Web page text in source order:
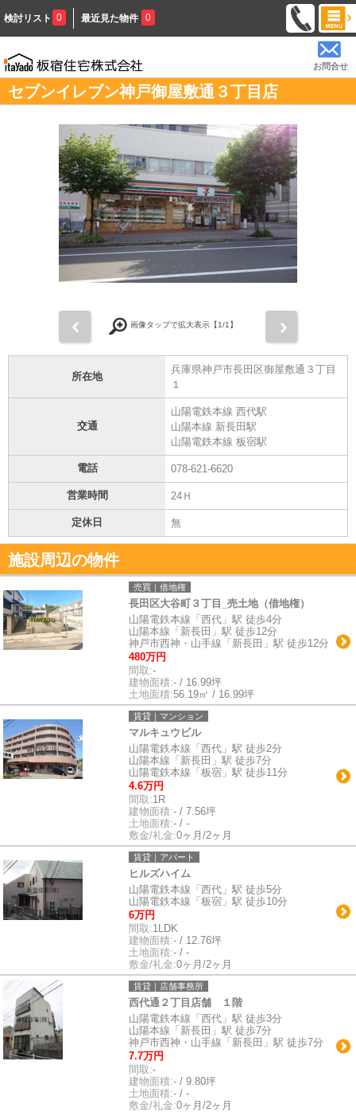
検討リスト 0 最近見た物件 0
お問合せ
セブンイレブン神戸御屋敷通３丁目店
画像タップで拡大表示【1/1】
所在地
兵庫県神戸市長田区御屋敷通３丁目
１
交通
山陽電鉄本線 西代駅
山陽本線 新長田駅
山陽電鉄本線 板宿駅
電話 078-621-6620
営業時間 24Ｈ
定休日 無
施設周辺の物件
売買｜借地権
長田区大谷町３丁目_売土地（借地権）
山陽電鉄本線「西代」駅 徒歩4分
山陽本線「新長田」駅 徒歩12分
神戸市西神・山手線「新長田」駅 徒歩12分
480万円
間取:-
建物面積:- / 16.99坪
土地面積:56.19㎡ / 16.99坪
賃貸｜マンション
マルキュウビル
山陽電鉄本線「西代」駅 徒歩2分
山陽本線「新長田」駅 徒歩7分
山陽電鉄本線「板宿」駅 徒歩11分
4.6万円
間取:1R
建物面積:- / 7.56坪
土地面積:- / -
敷金/礼金:0ヶ月/2ヶ月
賃貸｜アパート
ヒルズハイム
山陽電鉄本線「西代」駅 徒歩5分
山陽電鉄本線「板宿」駅 徒歩10分
6万円
間取:1LDK
建物面積:- / 12.76坪
土地面積:- / -
敷金/礼金:0ヶ月/2ヶ月
賃貸｜店舗事務所
西代通２丁目店舗 １階
山陽電鉄本線「西代」駅 徒歩3分
山陽本線「新長田」駅 徒歩7分
神戸市西神・山手線「新長田」駅 徒歩7分
7.7万円
間取:-
建物面積:- / 9.80坪
土地面積:- / -
敷金/礼金:0ヶ月/2ヶ月